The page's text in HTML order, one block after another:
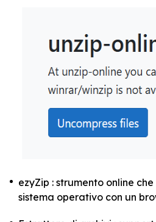
ezyZip : strumento online
sistema operativo con un